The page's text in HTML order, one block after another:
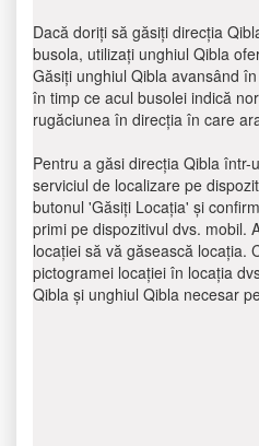
Dacă doriți să găsiți direcția
busola, utilizați unghiul Qibla
Găsiți unghiul Qibla avansând
în timp ce acul busolei indică
rugăciunea în direcția în care
Pentru a găsi direcția Qibla
serviciul de localizare pe
butonul 'Găsiți Locația' și
primi pe dispozitivul dvs. mobil.
locației să vă găsească locația.
pictogramei locației în locația
Qibla și unghiul Qibla necesar